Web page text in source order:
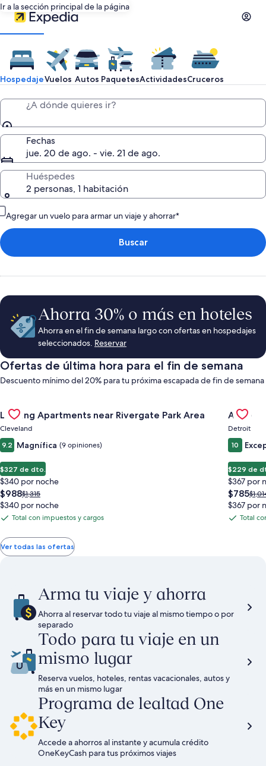
Ir a la sección principal de la página
HospedajeVuelos Autos PaquetesActividadesCruceros
¿A dónde quieres ir?
Fechas
jue. 20 de ago. - vie. 21 de ago.
Huéspedes
2 personas, 1 habitación
Agregar un vuelo para armar un viaje y ahorrar*
Buscar
Ahorra 30% o más en hoteles
Ahorra en el fin de semana largo con ofertas en hospedajes
seleccionados. Reservar
Ofertas de última hora para el fin de semana
Descuento mínimo del 20% para tu próxima escapada de fin de semana
Gallery
Carousel
Landing Apartments near Rivergate Park Area
Cleveland
9.2 Magnífica (9 opiniones)
$327 de dto.
$340 por noche
El
precio
actual
de
$988
$988El
precio
anterior
de
$1,315,
ver
sobre
la
tarifa
estándar.
$1,315
$340 por noche
Total
con
impuestos
Total con impuestos y cargos
Gallery
ALEO
Detroit
10
$229 de
$367 por
El
precio
actual
$785El
$367 por
TotalTotal
Ver todas las ofertas
Arma tu viaje y ahorra
Ahorra al reservar todo tu viaje al mismo tiempo o por
separado
Todo para tu viaje en un
mismo lugar
Reserva vuelos, hoteles, rentas vacacionales, autos y
más en un mismo lugar
Programa de lealtad One
Key
Accede a ahorros al instante y acumula crédito
OneKeyCash para tus próximos viajes